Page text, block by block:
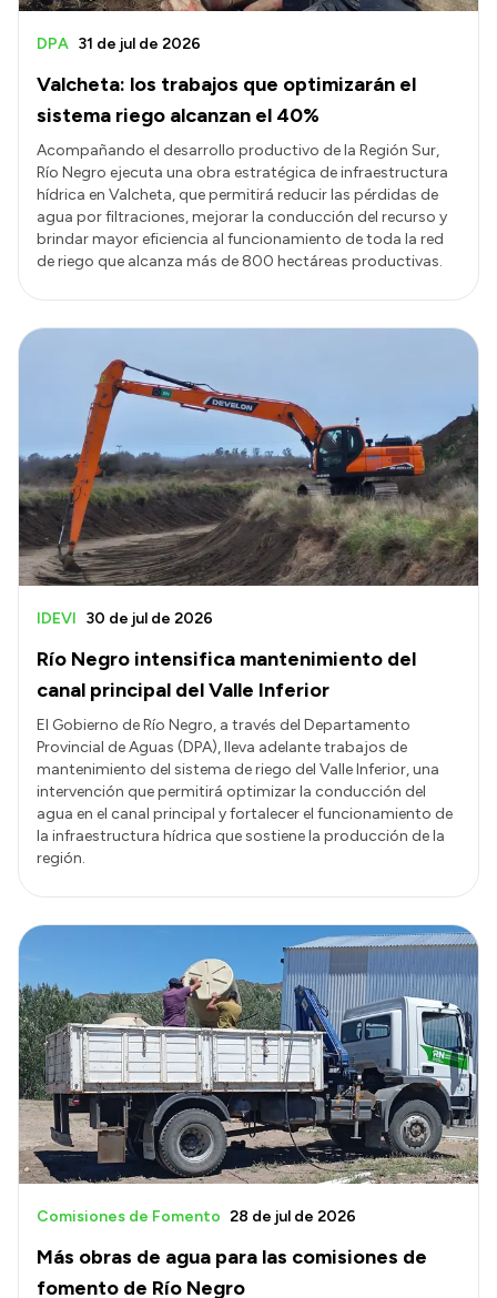
Valcheta: los trabajos que optimizarán el
sistema riego alcanzan el 40%
DPA 31 de jul de 2026
Acompañando el desarrollo productivo de la Región Sur,
Río Negro ejecuta una obra estratégica de infraestructura
hídrica en Valcheta, que permitirá reducir las pérdidas de
agua por filtraciones, mejorar la conducción del recurso y
brindar mayor eficiencia al funcionamiento de toda la red
de riego que alcanza más de 800 hectáreas productivas.
Río Negro intensifica mantenimiento del
canal principal del Valle Inferior
IDEVI 30 de jul de 2026
El Gobierno de Río Negro, a través del Departamento
Provincial de Aguas (DPA), lleva adelante trabajos de
mantenimiento del sistema de riego del Valle Inferior, una
intervención que permitirá optimizar la conducción del
agua en el canal principal y fortalecer el funcionamiento de
la infraestructura hídrica que sostiene la producción de la
región.
Más obras de agua para las comisiones de
fomento de Río Negro
Comisiones de Fomento 28 de jul de 2026